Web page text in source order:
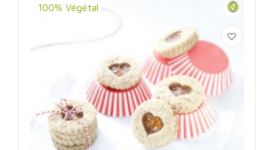
100% Végétal